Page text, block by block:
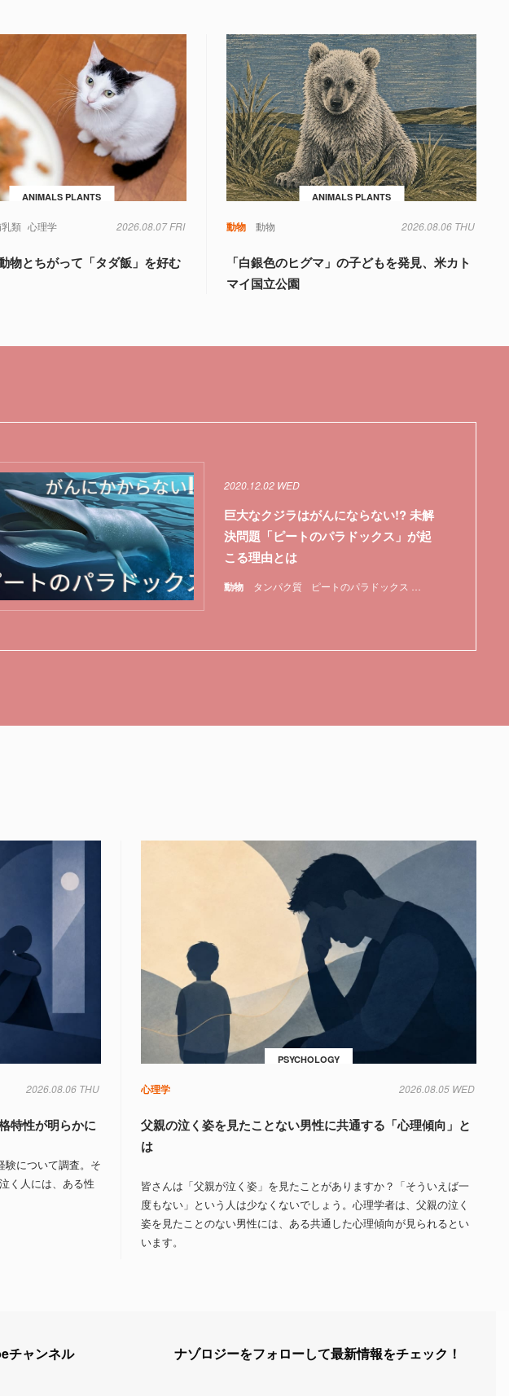
ANIMALS PLANTS
類 心理学 2026.08.07 FRI
物とちがって「タダ飯」を好む
ANIMALS PLANTS
動物 動物 2026.08.06 THU
「白銀色のヒグマ」の子どもを発見、米カト
マイ国立公園
動物 タンパク質 ピートのパラドックス
2020.12.02 WED
巨大なクジラはがんにならない!? 未解
決問題「ピートのパラドックス」が起
こる理由とは
2026.08.06 THU
特性が明らかに
験について調査。そ
く人には、ある性
PSYCHOLOGY
心理学 2026.08.05 WED
父親の泣く姿を見たことない男性に共通する「心理傾向」と
は
皆さんは「父親が泣く姿」を見たことがありますか？「そういえば一
度もない」という人は少なくないでしょう。心理学者は、父親の泣く
姿を見たことのない男性には、ある共通した心理傾向が見られるとい
います。
チャンネル ナゾロジーをフォローして最新情報をチェック！